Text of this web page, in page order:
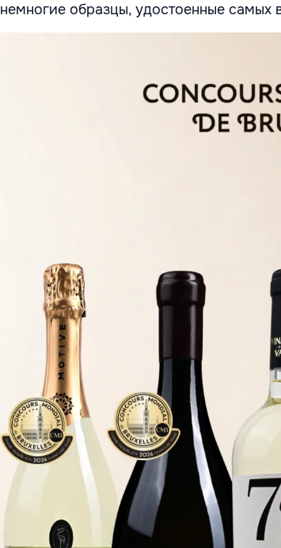
немногие образцы, удостоенные